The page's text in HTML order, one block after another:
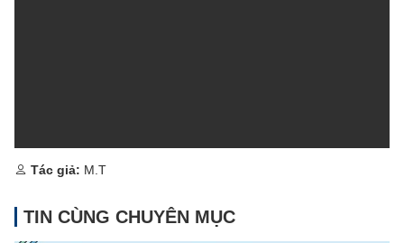
Tác giả: M.T
TIN CÙNG CHUYÊN MỤC